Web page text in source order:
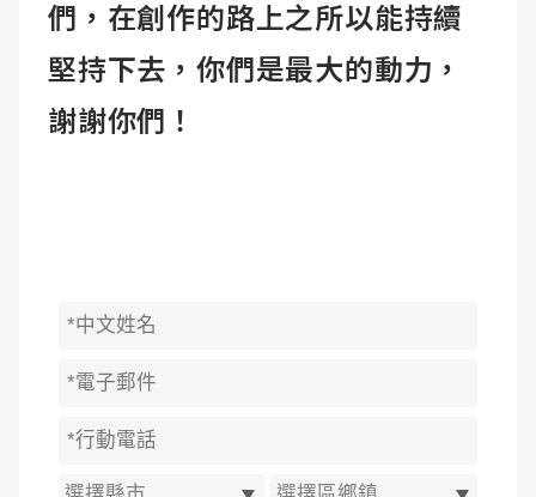
們，在創作的路上之所以能持續
堅持下去，你們是最大的動力，
謝謝你們！